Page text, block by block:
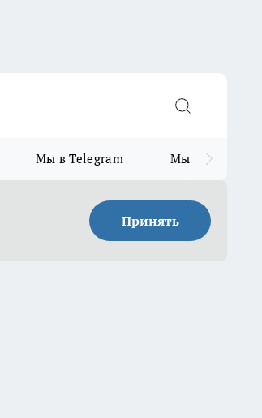
Мы в Telegram Мы в MAX
Принять